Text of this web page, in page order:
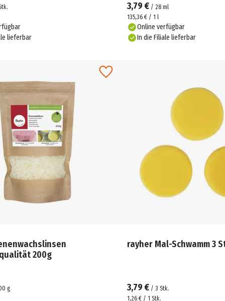
lieferbar
3,79 €/ 28 ml
135,36 € / 1 l
Online verfügbar
In die Filiale lieferbar
200g
g
rayher Mal-Schwamm 3
3,79 €/ 3 Stk.
1,26 € / 1 Stk.